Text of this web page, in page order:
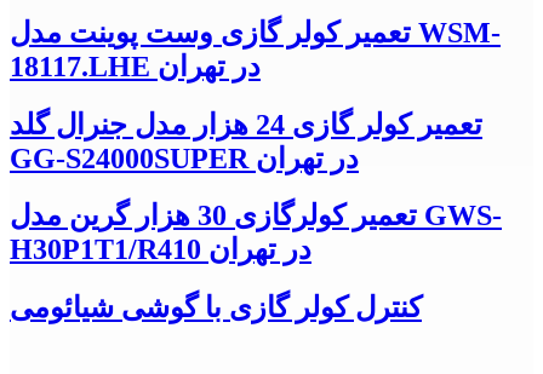
تعمیر کولر گازی وست پوینت مدل WSM-
18117.LHE در تهران
تعمیر کولر گازی 24 هزار مدل جنرال گلد
GG-S24000SUPER در تهران
تعمیر کولرگازی 30 هزار گرین مدل GWS-
H30P1T1/R410 در تهران
کنترل کولر گازی با گوشی شیائومی